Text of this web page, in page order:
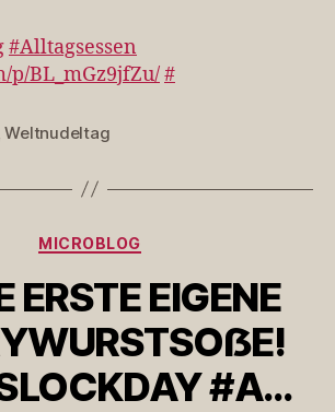
#Alltagsessen
p/BL_mGz9jfZu/#
,Weltnudeltag
Kategorien
MICROBLOG
ERSTE EIGENE
#A…